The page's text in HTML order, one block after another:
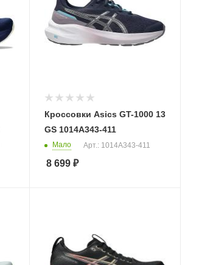
Кроссовки Asics GT-1000 13
GS 1014A343-411
Мало Арт.: 1014A343-411
8 699₽